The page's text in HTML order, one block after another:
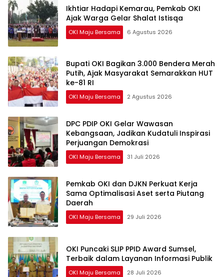
Ikhtiar Hadapi Kemarau, Pemkab OKI
Ajak Warga Gelar Shalat Istisqa
OKI Maju Bersama 6 Agustus 2026
Bupati OKI Bagikan 3.000 Bendera Merah
Putih, Ajak Masyarakat Semarakkan HUT
ke-81 RI
OKI Maju Bersama 2 Agustus 2026
DPC PDIP OKI Gelar Wawasan
Kebangsaan, Jadikan Kudatuli Inspirasi
Perjuangan Demokrasi
OKI Maju Bersama 31 Juli 2026
Pemkab OKI dan DJKN Perkuat Kerja
Sama Optimalisasi Aset serta Piutang
Daerah
OKI Maju Bersama 29 Juli 2026
OKI Puncaki SLIP PPID Award Sumsel,
Terbaik dalam Layanan Informasi Publik
OKI Maju Bersama 28 Juli 2026